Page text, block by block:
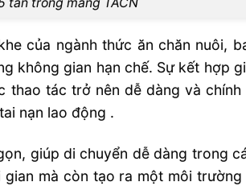
của ngành thức ăn chăn nuôi,
không gian hạn chế. Sự kết hợp
thao tác trở nên dễ dàng và
nạn lao động .
giúp di chuyển dễ dàng trong
mà còn tạo ra một môi trường